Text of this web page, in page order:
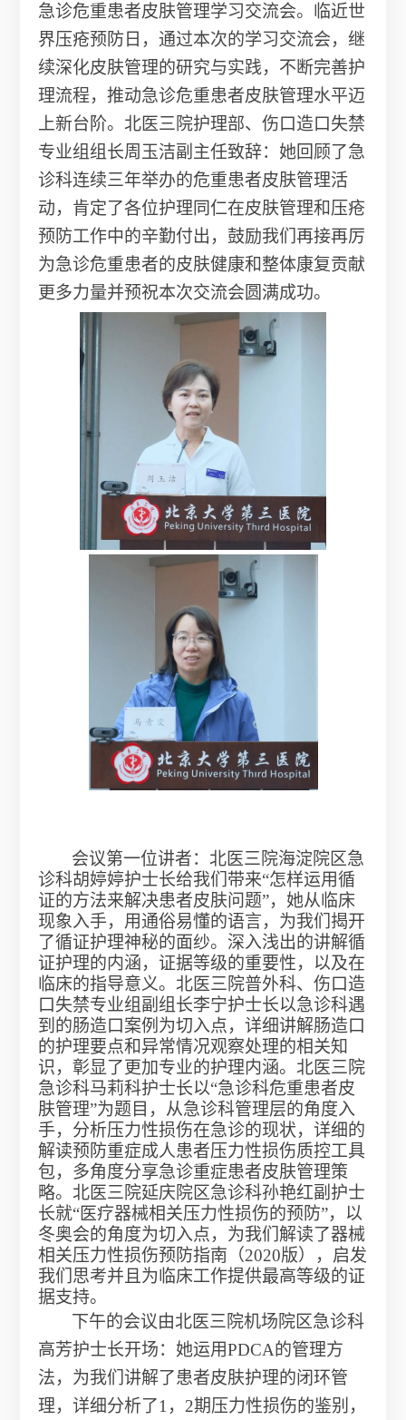
急诊危重患者皮肤管理学习交流会。临近世
界压疮预防日，通过本次的学习交流会，继
续深化皮肤管理的研究与实践，不断完善护
理流程，推动急诊危重患者皮肤管理水平迈
上新台阶。北医三院护理部、伤口造口失禁
专业组组长周玉洁副主任致辞：她回顾了急
诊科连续三年举办的危重患者皮肤管理活
动，肯定了各位护理同仁在皮肤管理和压疮
预防工作中的辛勤付出，鼓励我们再接再厉
为急诊危重患者的皮肤健康和整体康复贡献
更多力量并预祝本次交流会圆满成功。
会议第一位讲者：北医三院海淀院区急
诊科胡婷婷护士长给我们带来“怎样运用循
证的方法来解决患者皮肤问题”，她从临床
现象入手，用通俗易懂的语言，为我们揭开
了循证护理神秘的面纱。深入浅出的讲解循
证护理的内涵，证据等级的重要性，以及在
临床的指导意义。北医三院普外科、伤口造
口失禁专业组副组长李宁护士长以急诊科遇
到的肠造口案例为切入点，详细讲解肠造口
的护理要点和异常情况观察处理的相关知
识，彰显了更加专业的护理内涵。北医三院
急诊科马莉科护士长以“急诊科危重患者皮
肤管理”为题目，从急诊科管理层的角度入
手，分析压力性损伤在急诊的现状，详细的
解读预防重症成人患者压力性损伤质控工具
包，多角度分享急诊重症患者皮肤管理策
略。北医三院延庆院区急诊科孙艳红副护士
长就“医疗器械相关压力性损伤的预防”，以
冬奥会的角度为切入点，为我们解读了器械
相关压力性损伤预防指南（2020版），启发
我们思考并且为临床工作提供最高等级的证
据支持。
下午的会议由北医三院机场院区急诊科
高芳护士长开场：她运用PDCA的管理方
法，为我们讲解了患者皮肤护理的闭环管
理，详细分析了1 ， 2期压力性损伤的鉴别，